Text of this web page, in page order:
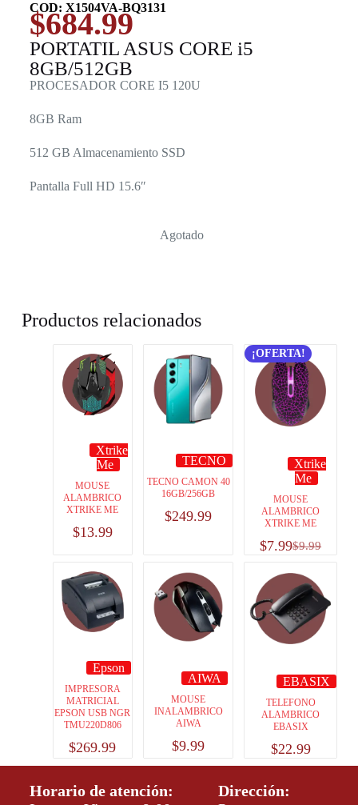
COD: X1504VA-BQ3131
$684.99
PORTATIL ASUS CORE i5
8GB/512GB
PROCESADOR CORE I5 120U
8GB Ram
512 GB Almacenamiento SSD
Pantalla Full HD 15.6″
Agotado
Productos relacionados
Xtrike
Me
MOUSE
ALAMBRICO
XTRIKE ME
$13.99
TECNO
TECNO CAMON 40
16GB/256GB
$249.99
¡OFERTA!
Xtrike
Me
MOUSE
ALAMBRICO
XTRIKE ME
$9.99
$7.99
Epson
IMPRESORA
MATRICIAL
EPSON USB NGR
TMU220D806
$269.99
AIWA
MOUSE
INALAMBRICO
AIWA
$9.99
EBASIX
TELEFONO
ALAMBRICO
EBASIX
$22.99
Horario de atención:
Dirección: